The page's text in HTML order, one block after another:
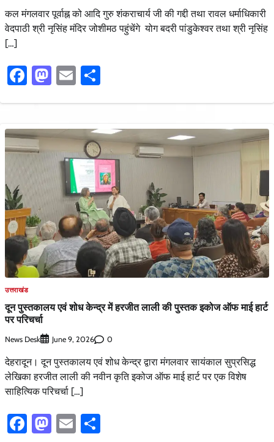
कल मंगलवार पूर्वाह्न को आदि गुरु शंकराचार्य जी की गद्दी तथा रावल धर्माधिकारी
वेदपाठी श्री नृसिंह मंदिर जोशीमठ पहुंचेंगे योग बदरी पांडुकेश्वर तथा श्री नृसिंह
[…]
Facebook
Mastodon
Email
उत्तराखंड
दून पुस्तकालय एवं शोध केन्द्र में हरजीत लाली की पुस्तक इकोज ऑफ माई हार्ट
पर परिचर्चा
News Desk June 9, 2026 0
देहरादून। दून पुस्तकालय एवं शोध केन्द्र द्वारा मंगलवार सायंकाल सुप्रसिद्ध
लेखिका हरजीत लाली की नवीन कृति इकोज ऑफ माई हार्ट पर एक विशेष
साहित्यिक परिचर्चा […]
Facebook
Mastodon
Email